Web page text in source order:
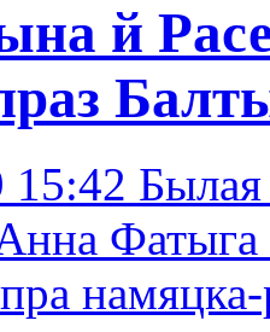
й
15:42 Былая
Фатыга